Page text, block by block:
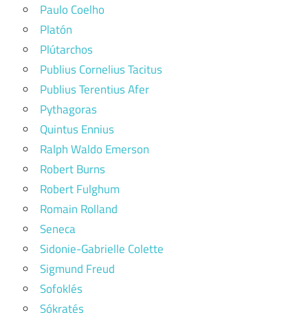
Paulo Coelho
Platón
Plútarchos
Publius Cornelius Tacitus
Publius Terentius Afer
Pythagoras
Quintus Ennius
Ralph Waldo Emerson
Robert Burns
Robert Fulghum
Romain Rolland
Seneca
Sidonie-Gabrielle Colette
Sigmund Freud
Sofoklés
Sókratés